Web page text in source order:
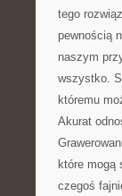
tego
pewnością
naszym
wszystko.
któremu
Akurat
które mogą
czegoś